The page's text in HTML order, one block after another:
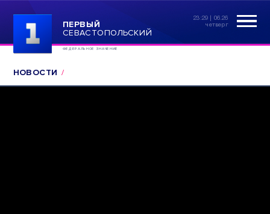
ПЕРВЫЙ
СЕВАСТОПОЛЬСКИЙ
ФЕДЕРАЛЬНОЕ ЗНАЧЕНИЕ
23:29 | 06.26
четверг
НОВОСТИ